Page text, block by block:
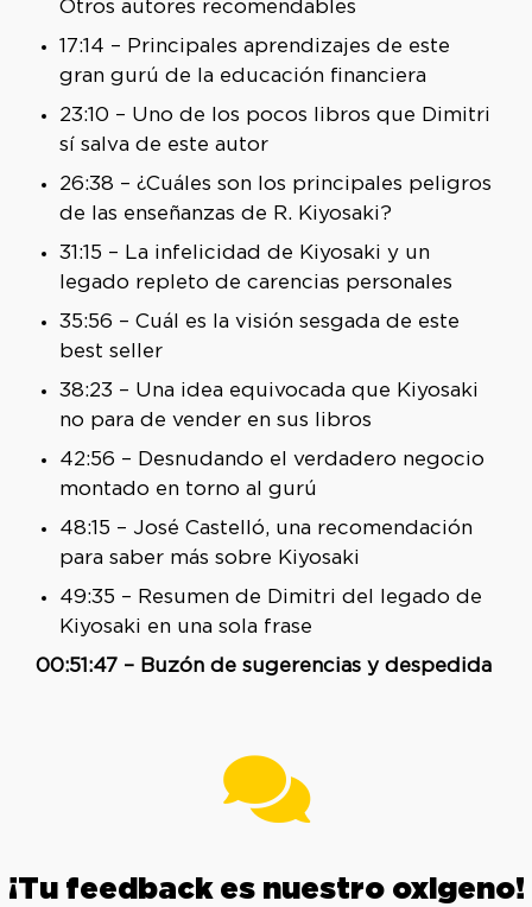
Otros autores recomendables
17:14 – Principales aprendizajes de este
gran gurú de la educación financiera
23:10 – Uno de los pocos libros que Dimitri
sí salva de este autor
26:38 – ¿Cuáles son los principales peligros
de las enseñanzas de R. Kiyosaki?
31:15 – La infelicidad de Kiyosaki y un
legado repleto de carencias personales
35:56 – Cuál es la visión sesgada de este
best seller
38:23 – Una idea equivocada que Kiyosaki
no para de vender en sus libros
42:56 – Desnudando el verdadero negocio
montado en torno al gurú
48:15 – José Castelló, una recomendación
para saber más sobre Kiyosaki
49:35 – Resumen de Dimitri del legado de
Kiyosaki en una sola frase
00:51:47 – Buzón de sugerencias y despedida
¡Tu feedback es nuestro oxigeno!